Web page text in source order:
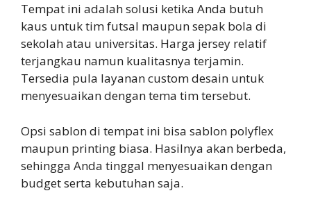
Tempat ini adalah solusi ketika Anda butuh
kaus untuk tim futsal maupun sepak bola di
sekolah atau universitas. Harga jersey relatif
terjangkau namun kualitasnya terjamin.
Tersedia pula layanan custom desain untuk
menyesuaikan dengan tema tim tersebut.
Opsi sablon di tempat ini bisa sablon polyflex
maupun printing biasa. Hasilnya akan berbeda,
sehingga Anda tinggal menyesuaikan dengan
budget serta kebutuhan saja.